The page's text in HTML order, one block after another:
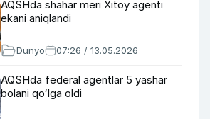
AQSHda shahar meri Xitoy agenti
ekani aniqlandi
Dunyo 07:26 / 13.05.2026
AQSHda federal agentlar 5 yashar
bolani qoʻlga oldi